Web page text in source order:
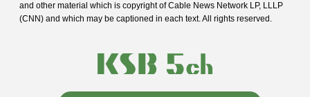
and other material which is copyright of Cable News Network LP, LLLP
(CNN) and which may be captioned in each text. All rights reserved.